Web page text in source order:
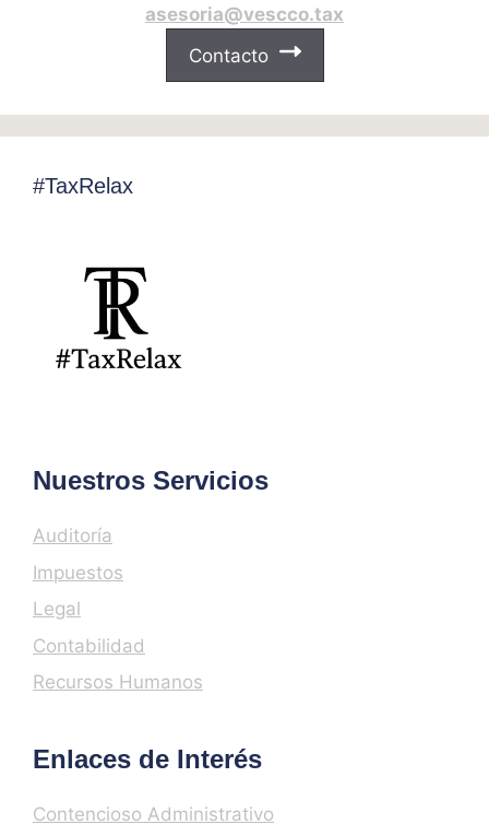
asesoria@vescco.tax
Contacto
#TaxRelax
Nuestros Servicios
Auditoría
Impuestos
Legal
Contabilidad
Recursos Humanos
Enlaces de Interés
Contencioso Administrativo